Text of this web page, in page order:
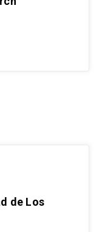
de Los